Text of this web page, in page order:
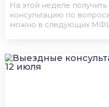
На этой неделе
консультацию по
можно в следующих МФЦ